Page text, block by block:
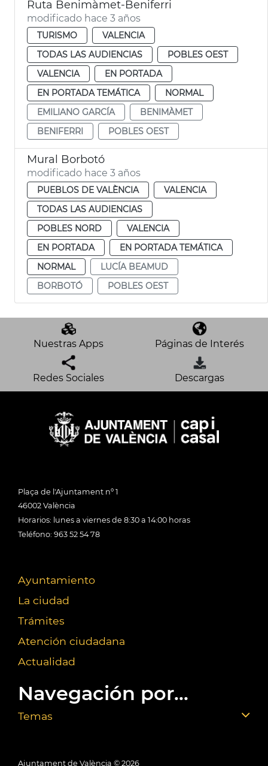
Ruta Benimàmet-Beniferri
modificado hace 3 años
TURISMO
VALENCIA
TODAS LAS AUDIENCIAS
POBLES OEST
VALENCIA
EN PORTADA
EN PORTADA TEMÁTICA
NORMAL
EMILIANO GARCÍA
BENIMÀMET
BENIFERRI
POBLES OEST
Mural Borbotó
modificado hace 3 años
PUEBLOS DE VALÈNCIA
VALENCIA
TODAS LAS AUDIENCIAS
POBLES NORD
VALENCIA
EN PORTADA
EN PORTADA TEMÁTICA
NORMAL
LUCÍA BEAMUD
BORBOTÓ
POBLES OEST
Nuestras Apps Páginas de Interés
Redes Sociales Descargas
Plaça de l'Ajuntament nº 1
46002 València
Horarios: lunes a viernes de 8:30 a 14:00 horas
Teléfono: 963 52 54 78
Ayuntamiento
La ciudad
Trámites
Atención ciudadana
Actualidad
Navegación por...
Temas
Ajuntament de València © 2026